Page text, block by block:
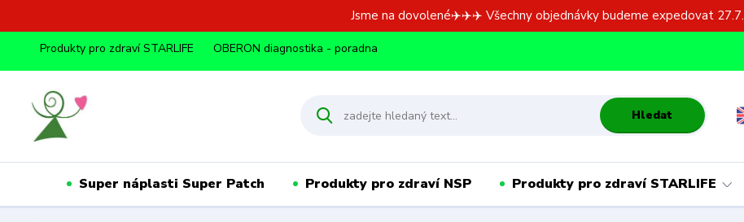
Jsme na dovolené✈️✈️✈️ Všechny objednávky budeme expedovat 27.7.
Produkty pro zdraví STARLIFE OBERON diagnostika - poradna
Hledat
Super náplasti Super Patch Produkty pro zdraví NSP Produkty pro zdraví STARLIFE